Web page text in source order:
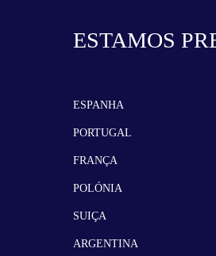
ESTAMOS
ESPANHA
PORTUGAL
FRANÇA
POLÓNIA
SUIÇA
ARGENTINA